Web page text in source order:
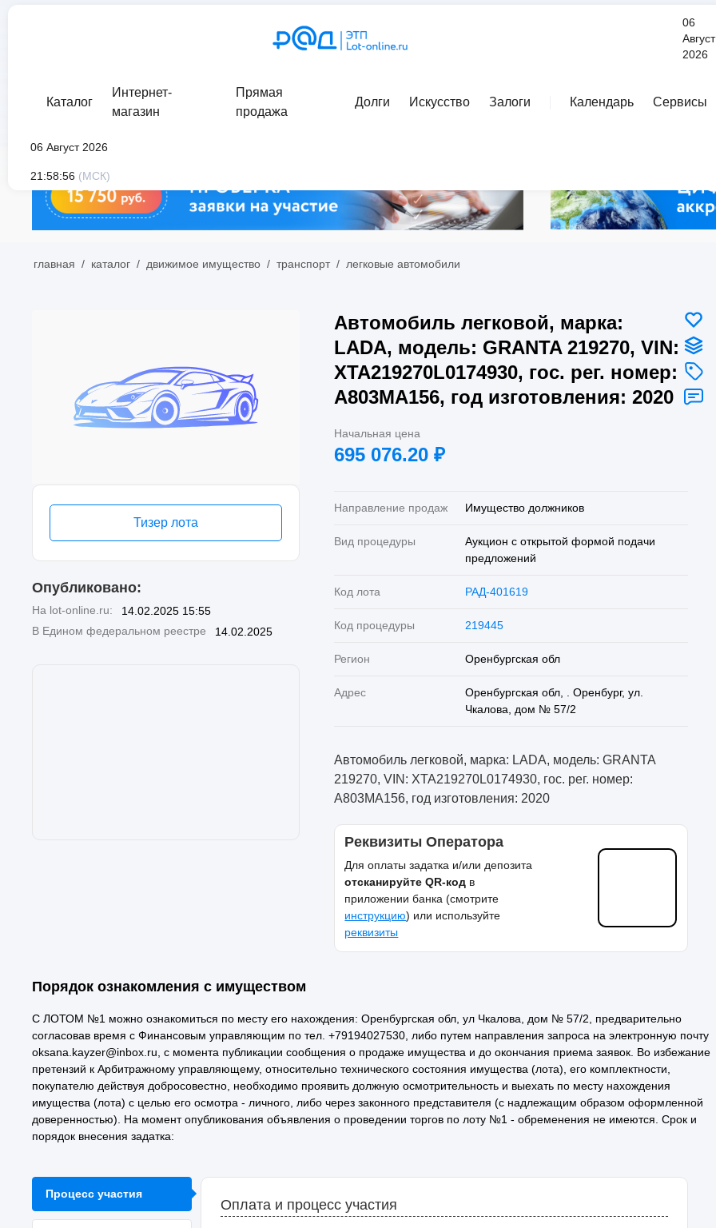
06
Август
2026
Каталог
Интернет-
магазин
Прямая
продажа
Долги Искусство Залоги Календарь Сервисы
06 Август 2026
21:58:56 (МСК)
главная / каталог / движимое имущество / транспорт / легковые автомобили
Тизер лота
Опубликовано:
На lot-online.ru:
14.02.2025 15:55
В Едином федеральном реестре
14.02.2025
Автомобиль легковой, марка:
LADA, модель: GRANTA 219270, VIN:
XTA219270L0174930, гос. рег. номер:
А803МА156, год изготовления: 2020
Начальная цена
695 076.20 ₽
Направление продаж Имущество должников
Вид процедуры
Аукцион с открытой формой подачи
предложений
Код лота РАД-401619
Код процедуры 219445
Регион Оренбургская обл
Адрес
Оренбургская обл, . Оренбург, ул.
Чкалова, дом № 57/2
Автомобиль легковой, марка: LADA, модель: GRANTA
219270, VIN: XTA219270L0174930, гос. рег. номер:
А803МА156, год изготовления: 2020
Реквизиты Оператора
Для оплаты задатка и/или депозита
отсканируйте QR-код в
приложении банка (смотрите
инструкцию) или используйте
реквизиты
Порядок ознакомления с имуществом
С ЛОТОМ №1 можно ознакомиться по месту его нахождения: Оренбургская обл, ул Чкалова, дом № 57/2, предварительно
согласовав время с Финансовым управляющим по тел. +79194027530, либо путем направления запроса на электронную почту
oksana.kayzer@inbox.ru, с момента публикации сообщения о продаже имущества и до окончания приема заявок. Во избежание
претензий к Арбитражному управляющему, относительно технического состояния имущества (лота), его комплектности,
покупателю действуя добросовестно, необходимо проявить должную осмотрительность и выехать по месту нахождения
имущества (лота) с целью его осмотра - личного, либо через законного представителя (с надлежащим образом оформленной
доверенностью). На момент опубликования объявления о проведении торгов по лоту №1 - обременения не имеются. Срок и
порядок внесения задатка:
Процесс участия
Оплата и процесс участия